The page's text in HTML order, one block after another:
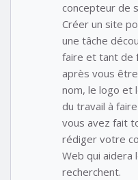
concepteur de
Créer un site
une tâche
faire et tant de
après vous
nom, le logo et
du travail à
vous avez fait
rédiger votre
Web qui aidera
recherchent.